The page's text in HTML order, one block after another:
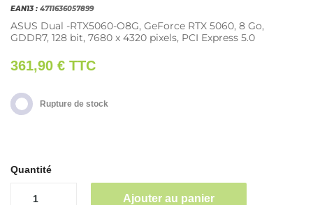
EAN13 : 4711636057899
ASUS Dual -RTX5060-O8G, GeForce RTX 5060, 8 Go,
GDDR7, 128 bit, 7680 x 4320 pixels, PCI Express 5.0
361,90 € TTC
Rupture de stock
Quantité
Ajouter au panier